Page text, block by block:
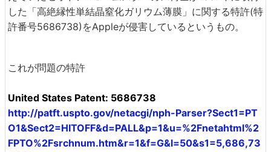
した「高絶縁性単結晶窒化ガリウム薄膜」に関する特許(特
許番号5686738)をAppleが侵害しているというもの。
これが問題の特許
United States Patent: 5686738
http://patft.uspto.gov/netacgi/nph-Parser?Sect1=PT
O1&Sect2=HITOFF&d=PALL&p=1&u=%2Fnetahtml%2
FPTO%2Fsrchnum.htm&r=1&f=G&l=50&s1=5,686,73